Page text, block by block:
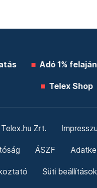
Adó 1%
Telex Shop
Zrt.
ÁSZF
Süti beállítások